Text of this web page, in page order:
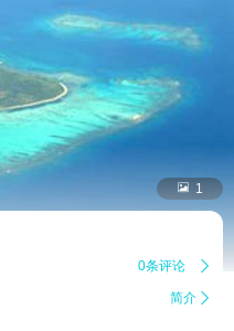
 1
0条评论 
简介 